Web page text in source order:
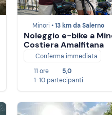
Minori •13 km da Salerno
Noleggio e-bike a
Costiera Amalfitana
Conferma immediata
11 ore
5,0
1-10 partecipanti